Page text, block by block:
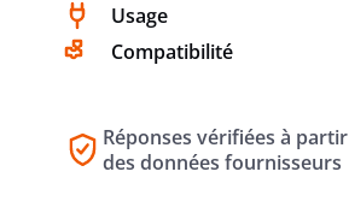
Usage
Compatibilité
Réponses vérifiées à partir
des données fournisseurs